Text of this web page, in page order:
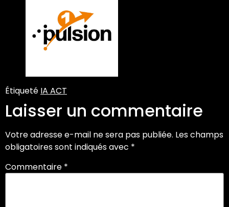
Étiqueté IA ACT
Laisser un commentaire
Votre adresse e-mail ne sera pas publiée. Les champs
obligatoires sont indiqués avec *
Commentaire *